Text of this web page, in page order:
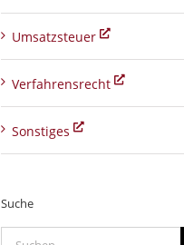
Umsatzsteuer
Verfahrensrecht
Sonstiges
Suche
Suche